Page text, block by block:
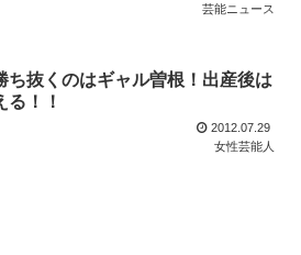
芸能ニュース
ち抜くのはギャル曽根！出産後は
る！！
2012.07.29
女性芸能人